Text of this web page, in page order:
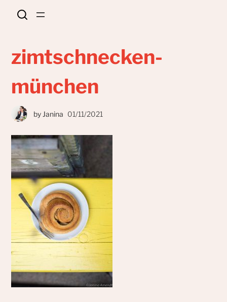
zimtschnecken-
münchen
by Janina 01/11/2021